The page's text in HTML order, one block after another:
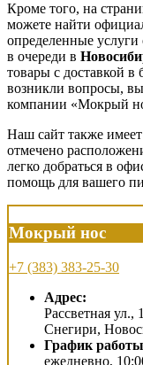
Кроме того, на
можете найти
определенные услуги
в очереди в
товары с доставкой
возникли вопросы, вы
компании «Мокрый
Наш сайт также
отмечено
легко добраться в
помощь для вашего
Мокрый нос
+7 (383) 383-25-30
Адрес:
Рассветная
Снегири,
График
ежедневно,